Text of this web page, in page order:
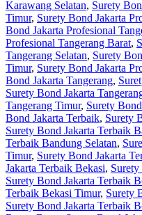
Karawang Selatan, Surety
Timur, Surety Bond Jakarta
Bond Jakarta Profesional
Profesional Tangerang Barat,
Tangerang Selatan, Surety
Timur, Surety Bond Jakarta
Bond Jakarta Tangerang,
Surety Bond Jakarta
Tangerang Timur, Surety
Bond Jakarta Terbaik, Surety
Surety Bond Jakarta Terbaik
Terbaik Bandung Selatan,
Timur, Surety Bond Jakarta
Jakarta Terbaik Bekasi,
Surety Bond Jakarta Terbaik
Terbaik Bekasi Timur, Surety
Surety Bond Jakarta Terbaik